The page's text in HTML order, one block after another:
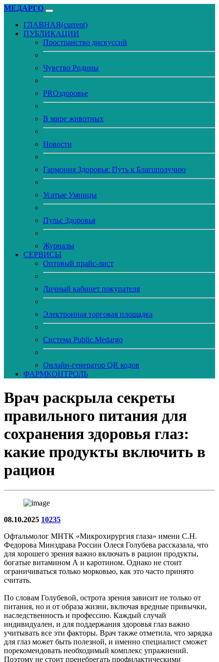
МЕДАРГО
ГЛАВНАЯ(current)
ПУБЛИКАЦИИ
Пространство дискуссий
Чувство Родины
PROздоровье
В мире животных
Новости
Гармония Здоровья: Путь к Благополучию
Усатые Умницы
Пульс Здоровья
Журналы
CЕРВИСЫ
Оптовый прайс-лист
Личный кабинет покупателя
Электронная торговая площадка
Система Public.Medargo
Онлайн-генератор QR кодов
ФАРМКОНТРОЛЬ
Врач раскрыла секреты
правильного питания для
сохранения здоровья глаз:
какие продукты включить в
рацион
08.10.2025 10235
Офтальмолог МНТК «Микрохирургия глаза» имени С.Н.
Федорова Минздрава России Олеся Голубева рассказала, что
для хорошего зрения важно включать в рацион продукты,
богатые витамином А и каротином. Однако не стоит
ограничиваться только морковью, как это часто принято
считать.
По словам Голубевой, острота зрения зависит не только от
питания, но и от образа жизни, включая вредные привычки,
наследственность и профессию. Каждый случай
индивидуален, и для поддержания здоровья глаз важно
учитывать все эти факторы. Врач также отметила, что зарядка
для глаз может быть полезной, и именно специалист сможет
порекомендовать необходимый комплекс упражнений.
Поэтому не стоит пренебрегать профилактическими